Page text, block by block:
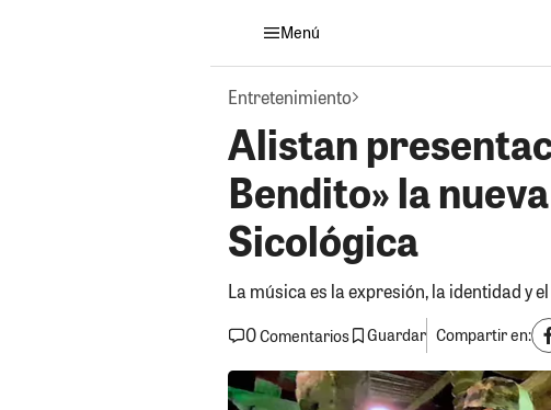
Menú
Entretenimiento
Alistan
Bendito» la
Sicológica
La música es la expresión, la identidad y
0Comentarios Guardar Compartir en: